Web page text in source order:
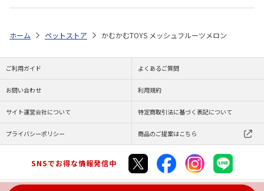
ホーム ペットストア かむかむTOYS メッシュフルーツメロン
ご利用ガイド よくあるご質問
お問い合わせ 利用規約
サイト運営会社について 特定商取引法に基づく表記について
プライバシーポリシー 商品のご提案はこちら
SNSでお得な情報発信中